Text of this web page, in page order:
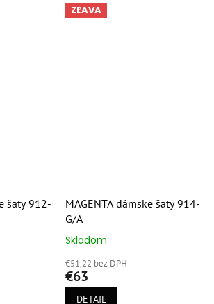
šaty 912-
ZĽAVA
MAGENTA dámske šaty 914-
G/A
Priemerné
produktu
je
5,0
Skladom
€51,22 bez DPH
€63
DETAIL